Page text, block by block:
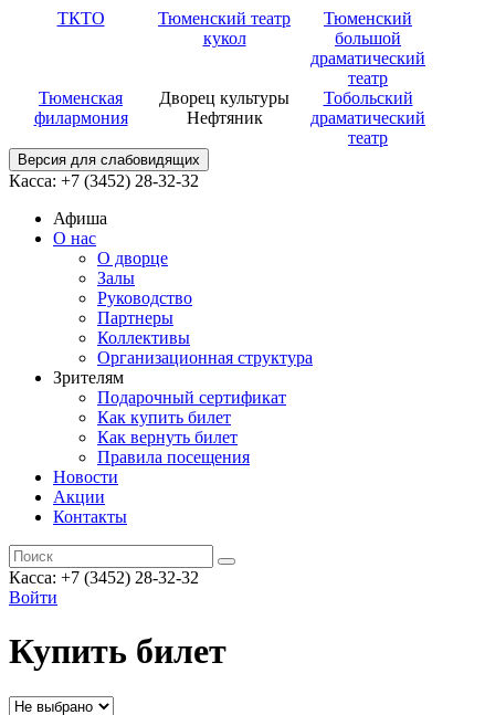
ТКТО
Тюменский театр
кукол
Тюменский
большой
драматический
театр
Тюменская
филармония
Дворец культуры
Нефтяник
Тобольский
драматический
театр
Версия для слабовидящих
Касса: +7 (3452) 28-32-32
Афиша
О нас
О дворце
Залы
Руководство
Партнеры
Коллективы
Организационная структура
Зрителям
Подарочный сертификат
Как купить билет
Как вернуть билет
Правила посещения
Новости
Акции
Контакты
Касса: +7 (3452) 28-32-32
Войти
Купить билет